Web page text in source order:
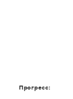
Прогресс: